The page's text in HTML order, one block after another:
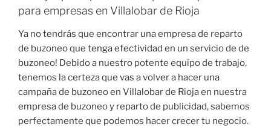
para empresas en Villalobar de Rioja
Ya no tendrás que encontrar una empresa de reparto
de buzoneo que tenga efectividad en un servicio de de
buzoneo! Debido a nuestro potente equipo de trabajo,
tenemos la certeza que vas a volver a hacer una
campaña de buzoneo en Villalobar de Rioja en nuestra
empresa de buzoneo y reparto de publicidad, sabemos
perfectamente que podemos hacer crecer tu negocio.